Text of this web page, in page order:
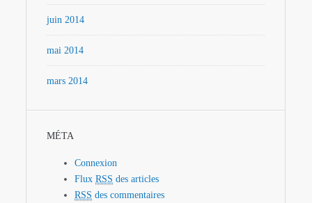
juin 2014
mai 2014
mars 2014
MÉTA
Connexion
FluxRSS des articles
RSS des commentaires